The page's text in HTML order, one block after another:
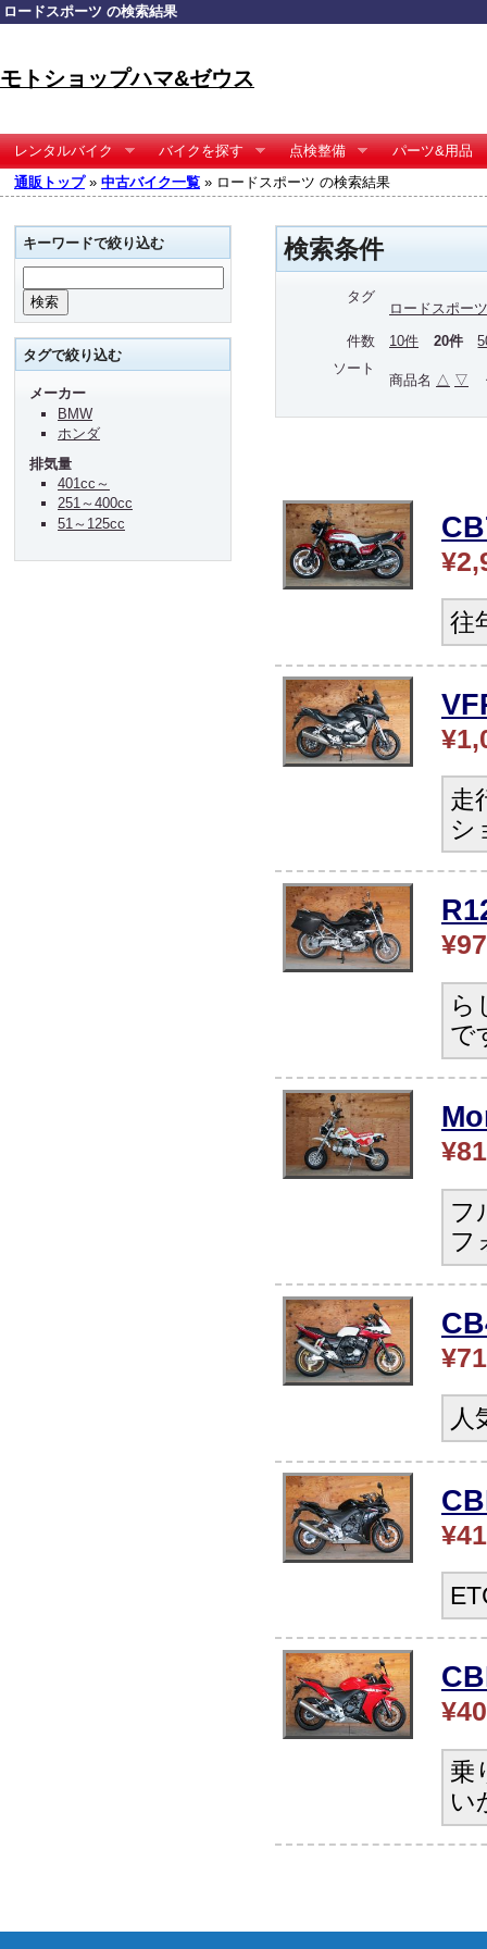
ロードスポーツ の検索結果
モトショップハマ&ゼウス
レンタルバイク バイクを探す 点検整備
パーツ&用品
通販トップ» 中古バイク一覧 » ロードスポーツ の検索結果
検索条件
タグ
ロードスポーツ
件数
10件 20件
ソート
商品名 △ ▽
往
走
シ
ら
で
フ
フ
人
乗
い
キーワードで絞り込む
タグで絞り込む
メーカー
BMW
ホンダ
排気量
401cc～
251～400cc
51～125cc